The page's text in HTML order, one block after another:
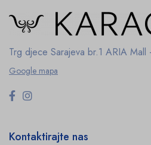
Trg djece Sarajeva br.1 ARIA
Google mapa
Kontaktirajte nas